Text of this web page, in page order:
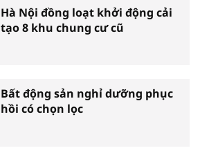
Hà Nội đồng loạt khởi động cải
tạo 8 khu chung cư cũ
Bất động sản nghỉ dưỡng phục
hồi có chọn lọc